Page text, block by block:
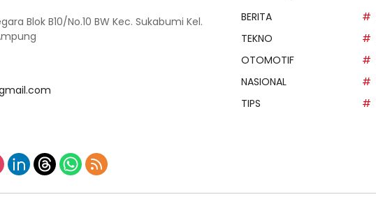
Blok B10/No.10 BW Kec. Sukabumi Kel.
BERITA
TEKNO
OTOMOTIF
NASIONAL
TIPS